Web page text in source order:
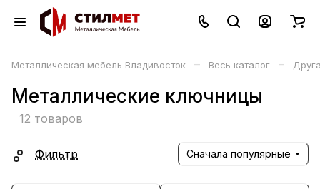
Металлическая мебель Владивосток – Весь каталог –
Металлические ключницы
12 товаров
Фильтр Сначала популярные